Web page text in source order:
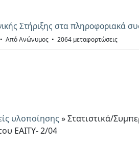
Στήριξης στα πληροφοριακά
ΑπόΑνώνυμος 2064 μεταφορτώσεις
υλοποίησης»Στατιστικά/
ΕΑΙΤΥ- 2/04